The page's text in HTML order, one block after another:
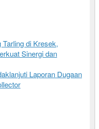
Tarling di Kresek,
Sinergi dan
Laporan Dugaan